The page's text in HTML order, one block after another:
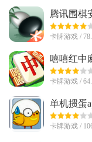
腾讯围棋
卡牌游戏 /
嘻嘻红中
版
卡牌游戏 /
单机掼蛋
卡牌游戏 /